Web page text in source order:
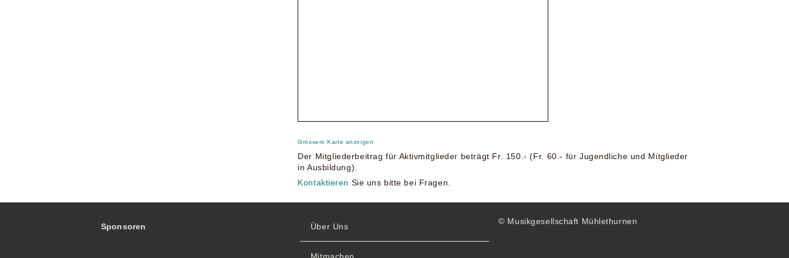
Grössere Karte anzeigen
Der Mitgliederbeitrag für Aktivmitglieder beträgt Fr. 150.- (Fr. 60.- für Jugendliche und Mitglieder
in Ausbildung).
Kontaktieren Sie uns bitte bei Fragen.
Sponsoren Über Uns
© Musikgesellschaft Mühlethurnen